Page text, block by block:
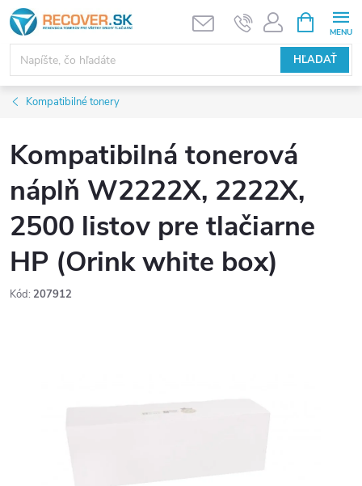
Prejsť
na
obsah
HĽADAŤ
KOŠÍK
Kompatibilné tonery
Kompatibilná tonerová
náplň W2222X, 2222X,
2500 listov pre tlačiarne
HP (Orink white box)
Kód: 207912